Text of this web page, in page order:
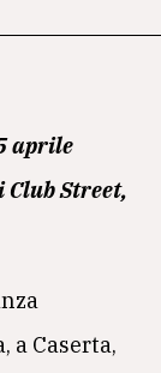
aprile
Street,
a Caserta,